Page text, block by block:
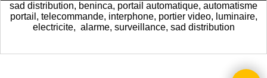
sad distribution, beninca, portail automatique, automatisme
portail, telecommande, interphone, portier video, luminaire,
electricite, alarme, surveillance, sad distribution